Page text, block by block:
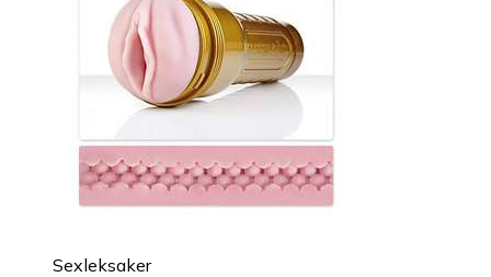
Sexleksaker